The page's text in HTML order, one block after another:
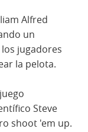
Alfred
un
jugadores
la pelota.
Steve
shoot 'em up.